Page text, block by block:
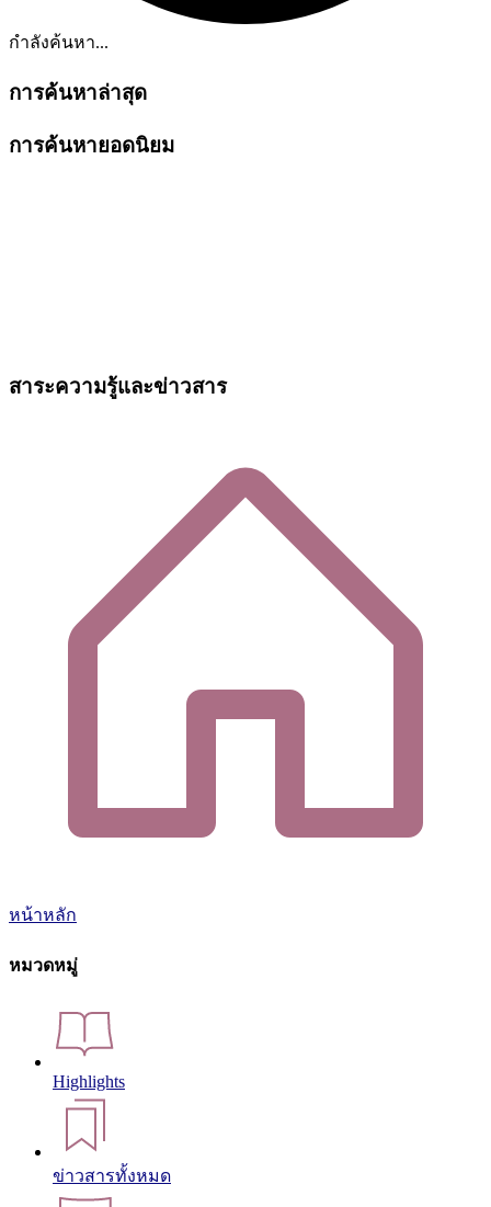
กำลังค้นหา...
การค้นหาล่าสุด
การค้นหายอดนิยม
สาระความรู้และข่าวสาร
หน้าหลัก
หมวดหมู่
Highlights
ข่าวสารทั้งหมด